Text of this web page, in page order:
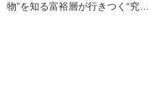
物”を知る富裕層が行きつく“究極